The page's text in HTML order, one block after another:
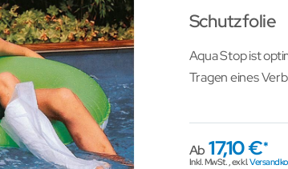
Schutzfolie
Aqua Stop ist
Tragen eines
Ab 17,10 €
Inkl. MwSt.,exkl.